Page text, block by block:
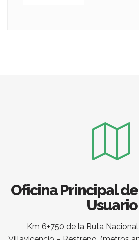
Oficina Principal
Usuario
Km 6+750 de la Ruta